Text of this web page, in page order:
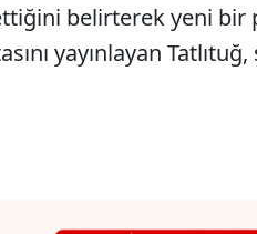
belirterek yeni bir
yayınlayan